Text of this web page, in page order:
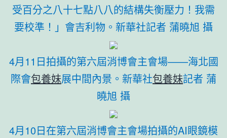
受百分之八十七點八八的結構失衡壓力！我需
要校準！」會吉利物。新華社記者 蒲曉旭 攝
4月11日拍攝的第六屆消博會主會場——海北國
際會包養妹展中間內景。新華社包養妹記者 蒲
曉旭 攝
4月10日在第六屆消博會主會場拍攝的AI眼鏡模